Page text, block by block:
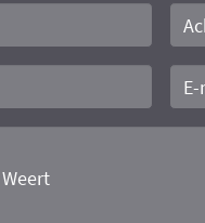
E-
mail